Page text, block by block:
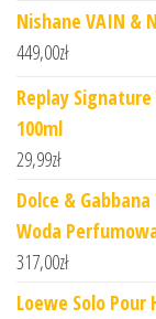
Nishane VAIN &
449,00zł
Replay
100ml
29,99zł
Dolce &
Woda
317,00zł
Loewe Solo